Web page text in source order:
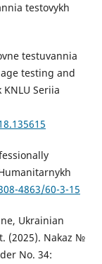
testovykh
testuvannia
testing and
Seriia
4863/60-3-15
Ukrainian
(2025). Nakaz №
No. 34: